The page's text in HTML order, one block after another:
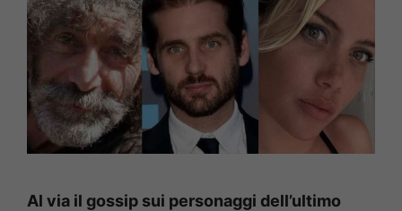
Al via il gossip sui personaggi dell’ultimo